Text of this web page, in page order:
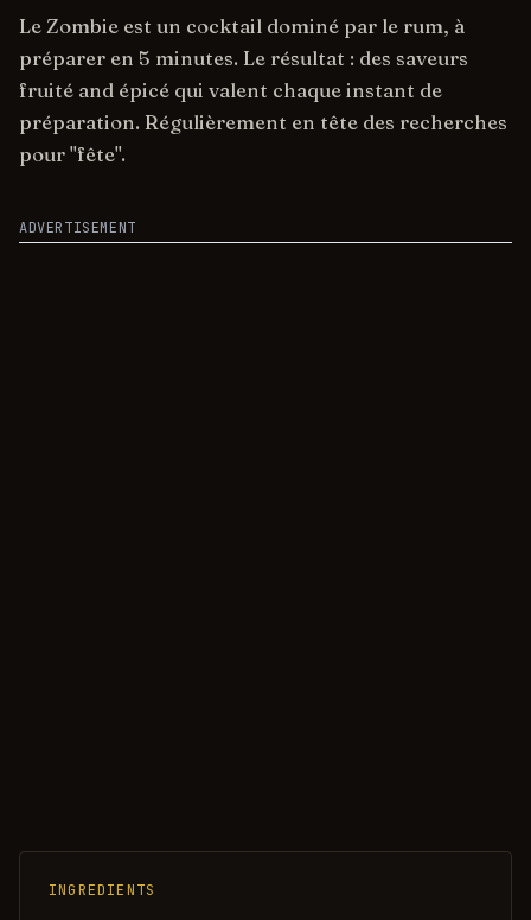
Le Zombie est un cocktail dominé par le rum, à
préparer en 5 minutes. Le résultat : des saveurs
fruité and épicé qui valent chaque instant de
préparation. Régulièrement en tête des recherches
pour "fête".
ADVERTISEMENT
INGREDIENTS